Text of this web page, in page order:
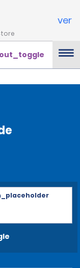
ver